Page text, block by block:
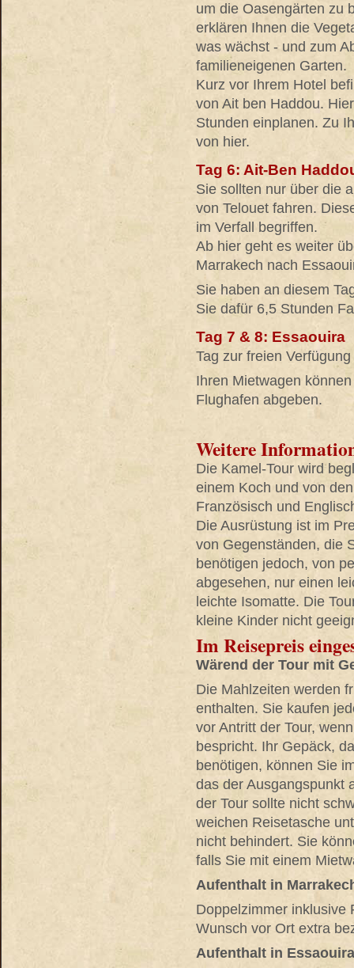
um die Oasengärten zu
erklären Ihnen die
was wächst - und zum
familieneigenen Garten.
Kurz vor Ihrem Hotel
von Ait ben Haddou.
Stunden einplanen. Zu
von hier.
Tag 6: Ait-Ben
Sie sollten nur über die
von Telouet fahren.
im Verfall begriffen.
Ab hier geht es weiter
Marrakech nach
Sie haben an diesem
Sie dafür 6,5 Stunden
Tag 7 & 8: Essaouira
Tag zur freien
Ihren Mietwagen
Flughafen abgeben.
Weitere
Die Kamel-Tour wird
einem Koch und von
Französisch und
Die Ausrüstung ist im
von Gegenständen, die
benötigen jedoch, von
abgesehen, nur einen
leichte Isomatte. Die
kleine Kinder nicht
Im Reisepreis
Wärend der Tour mit
Die Mahlzeiten werden
enthalten. Sie kaufen
vor Antritt der Tour,
bespricht. Ihr Gepäck,
benötigen, können Sie
das der Ausgangspunkt
der Tour sollte nicht
weichen Reisetasche
nicht behindert. Sie
falls Sie mit einem
Aufenthalt in
Doppelzimmer inklusive
Wunsch vor Ort extra
Aufenthalt in Essaouira